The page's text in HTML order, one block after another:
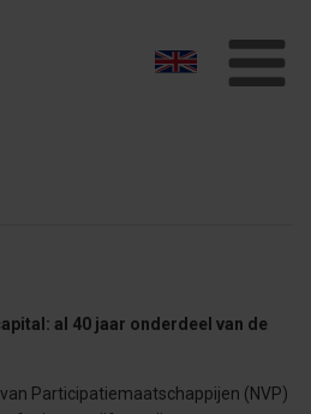
al 40 jaar onderdeel van de
Participatiemaatschappijen (NVP)